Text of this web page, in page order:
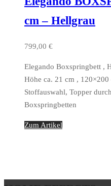
cm – Hellgrau
799,00 €
Elegando Boxspringbett ,
Höhe ca. 21 cm , 120×200
Stoffauswahl, Topper
Boxspringbetten
Zum Artikel